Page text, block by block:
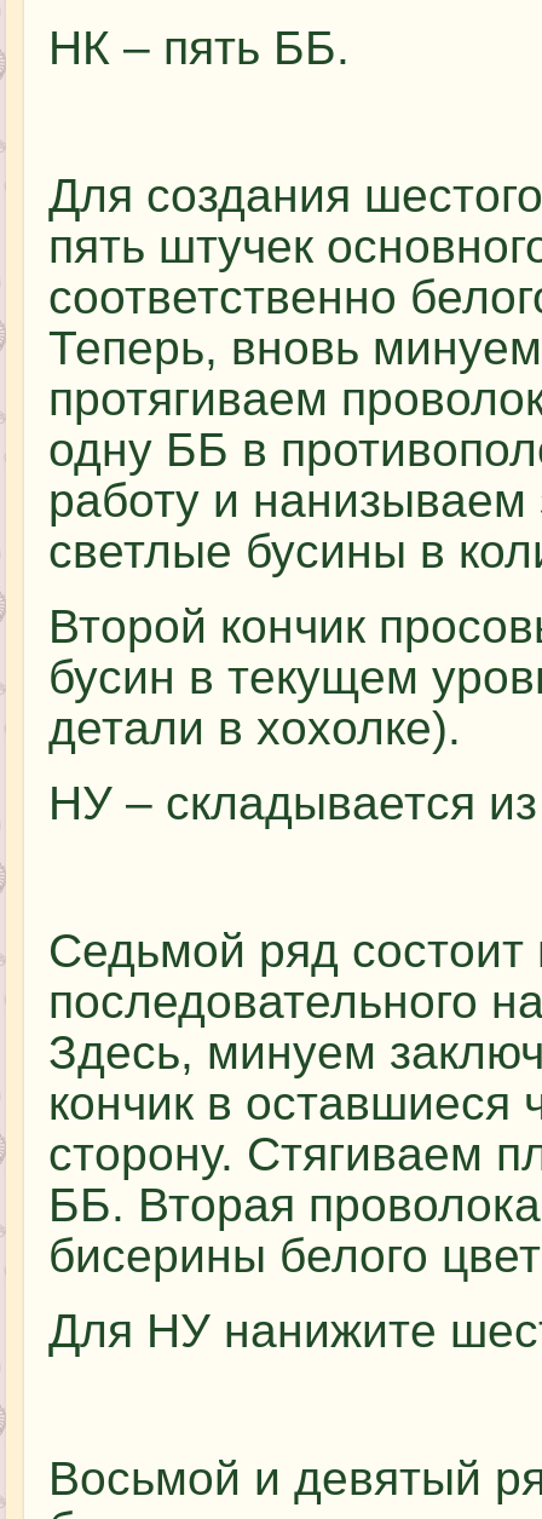
НК – пять ББ.
Для создания
пять штучек
соответственно
Теперь, вновь
протягиваем
одну ББ в
работу и
светлые бусины в
Второй кончик
бусин в текущем
детали в хохолке).
НУ – складывается
Седьмой ряд
последовательного
Здесь, минуем
кончик в оставшиеся
сторону. Стягиваем
ББ. Вторая
бисерины белого
Для НУ нанижите
Восьмой и девятый